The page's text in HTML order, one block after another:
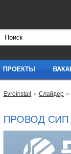
ПРОЕКТЫ
Evroinstall » Слайдер
ПРОВОД СИП